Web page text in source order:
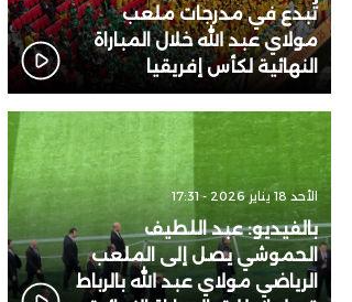
19:33
لماذا تأجل تقديم الزاكي مدربا للمنتخب
الأردني؟
19:19
من خريبكة إلى الرصيف أمام ابن رشد.. عندما
تُبدع في مدرجات ملعب
مولاي عبد الله خلال المباراة
النهائية لكأس إفريقيا
الأحد 18 يناير 2026 - 17:31
بالفيديو: عبد اللطيف
الحموشي يصل إلى الملعب
الرياضي مولاي عبد الله بالرباط